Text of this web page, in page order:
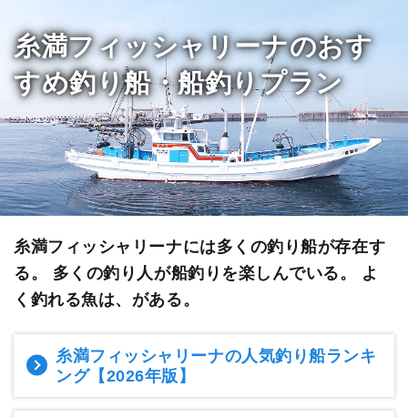
糸満フィッシャリーナのおす
すめ釣り船・船釣りプラン
糸満フィッシャリーナには多くの釣り船が存在す
る。 多くの釣り人が船釣りを楽しんでいる。 よ
く釣れる魚は、がある。
糸満フィッシャリーナの人気釣り船ランキ
ング【2026年版】